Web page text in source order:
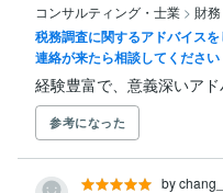
コンサルティング・士業 > 財
税務調査に関するアドバイス
連絡が来たら相談してください
経験豊富で、意義深いアド
参考になった
by